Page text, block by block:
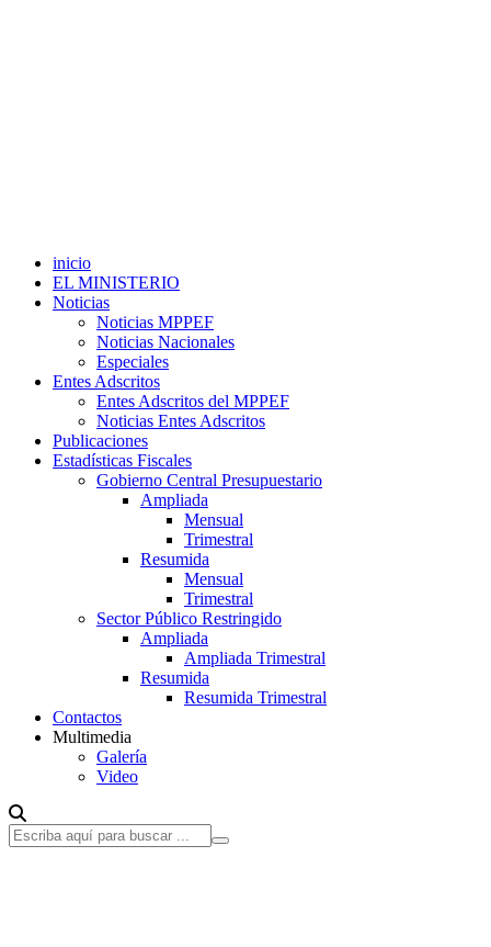
inicio
EL MINISTERIO
Noticias
Noticias MPPEF
Noticias Nacionales
Especiales
Entes Adscritos
Entes Adscritos del MPPEF
Noticias Entes Adscritos
Publicaciones
Estadísticas Fiscales
Gobierno Central Presupuestario
Ampliada
Mensual
Trimestral
Resumida
Mensual
Trimestral
Sector Público Restringido
Ampliada
Ampliada Trimestral
Resumida
Resumida Trimestral
Contactos
Multimedia
Galería
Video